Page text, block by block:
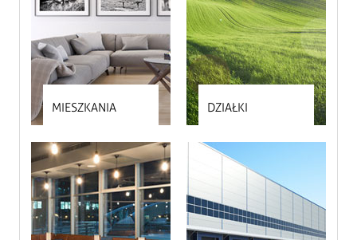
MIESZKANIA DZIAŁKI